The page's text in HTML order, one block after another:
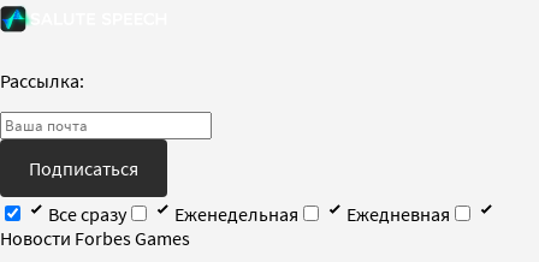
Рассылка:
Подписаться
Все сразу
Еженедельная
Ежедневная
Новости Forbes Games